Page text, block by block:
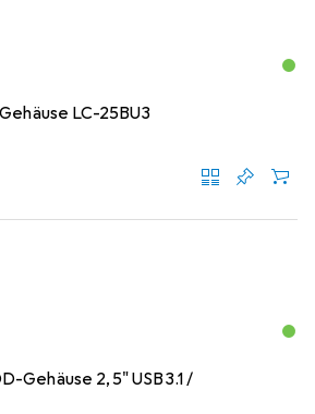
LC-25BU3
Gehäuse 2,5" USB3.1 /